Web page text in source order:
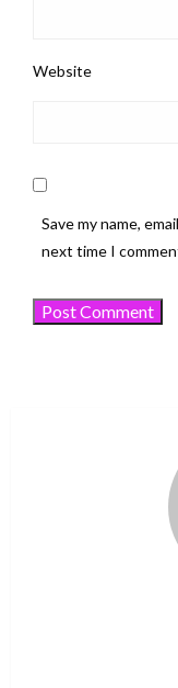
Website
Save my name,
next time I